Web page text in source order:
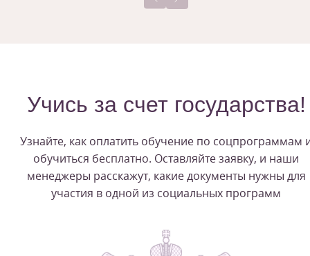
Учись за счет государства!
Узнайте, как оплатить обучение по соцпрограммам
обучиться бесплатно. Оставляйте заявку, и наши
менеджеры расскажут, какие документы нужны для
участия в одной из социальных программ